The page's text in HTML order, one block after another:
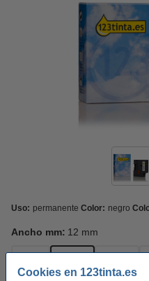
Cookies en 123tinta.es
Uso: permanente Color: negro
Ancho mm: 12 mm